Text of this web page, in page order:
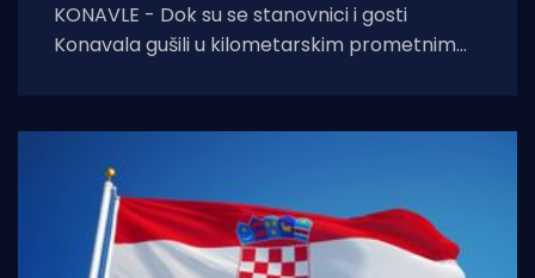
KONAVLE - Dok su se stanovnici i gosti
Konavala gušili u kilometarskim prometnim